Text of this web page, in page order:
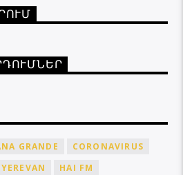
GRANDE
CORONAVIRUS
HAI FM